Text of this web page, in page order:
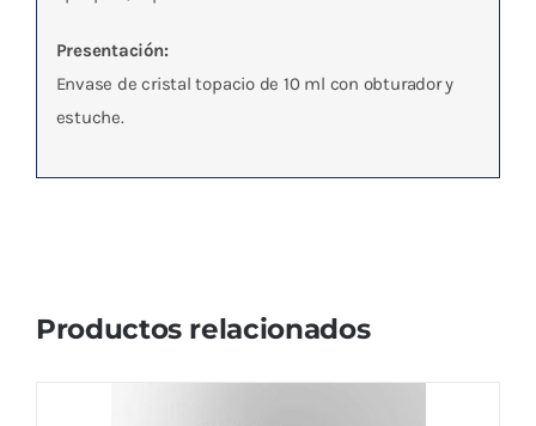
Presentación:
Envase de cristal topacio de 10 ml con obturador y
estuche.
Productos relacionados